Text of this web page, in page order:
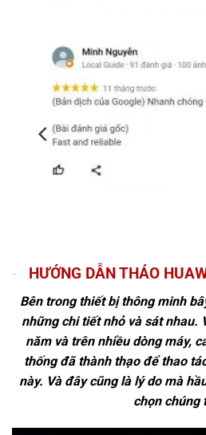
HƯỚNG DẪN THÁO
Bên trong thiết bị thông minh
những chi tiết nhỏ và sát nhau.
năm và trên nhiều dòng máy,
thống đã thành thạo để thao
này. Và đây cũng là lý do mà
chọn chúng